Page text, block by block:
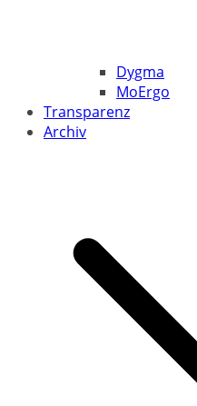
Dygma
MoErgo
Transparenz
Archiv